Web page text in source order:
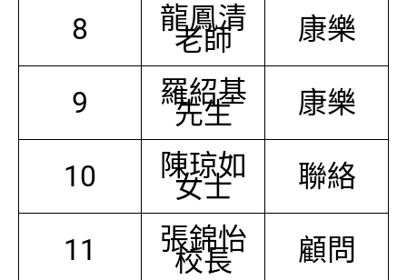
8 龍鳳清
老師 康樂
9 羅紹基
先生 康樂
10 陳琼如
女士 聯絡
11 張錦怡
校長 顧問